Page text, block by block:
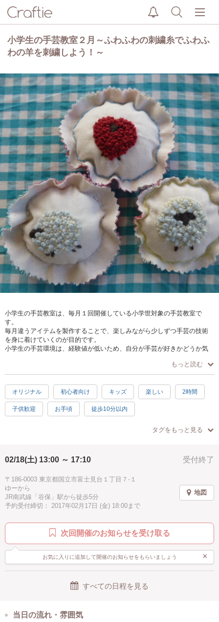
小学生の手芸教室２月～ふわふわの刺繍糸でふわふ
わの羊を刺繍しよう！～
小学生の手芸教室は、毎月１回開催している小学世対象の手芸教室で
す。
毎月違うアイテムを製作することで、楽しみながら少しずつ手芸の技術
を身に着けていくのが目的です。
小学生の手芸環境は、経験値が低いため、自分が手芸が好きかどうか気
もっと読む
オリジナル 初心者向け キッズ 楽しい 2時間
子供歓迎 お手頃 徒歩10分以内
タグをもっと見る
受付終了
02/18(土) 13:00 ～ 17:10
〒186-0003 東京都国立市富士見台１丁目７-１
ゆーから
JR南武線「谷保」駅から徒歩5分
予約受付締切： 2017年02月17日 (金) 18:00まで
地図
次回開催のお知らせを受け取る
お気に入りに追加して開催のお知らせをもらいましょう ×
すべての日程を見る
当日の流れ・雰囲気